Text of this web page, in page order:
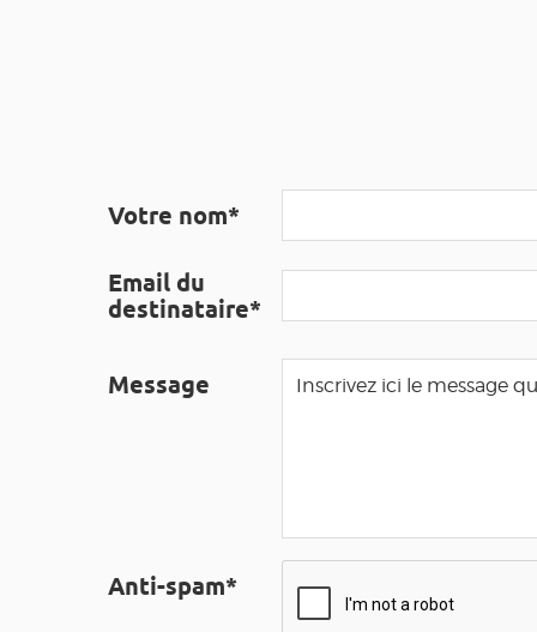
Votre nom*
Email du
destinataire*
Message
Anti-spam*